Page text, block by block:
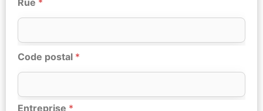
Rue *
Code postal *
Entreprise *